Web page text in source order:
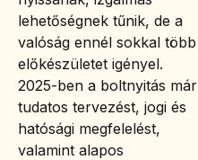
lehetőségnek tűnik, de a
valóság ennél sokkal több
előkészületet igényel.
2025-ben a boltnyitás már
tudatos tervezést, jogi és
hatósági megfelelést,
valamint alapos